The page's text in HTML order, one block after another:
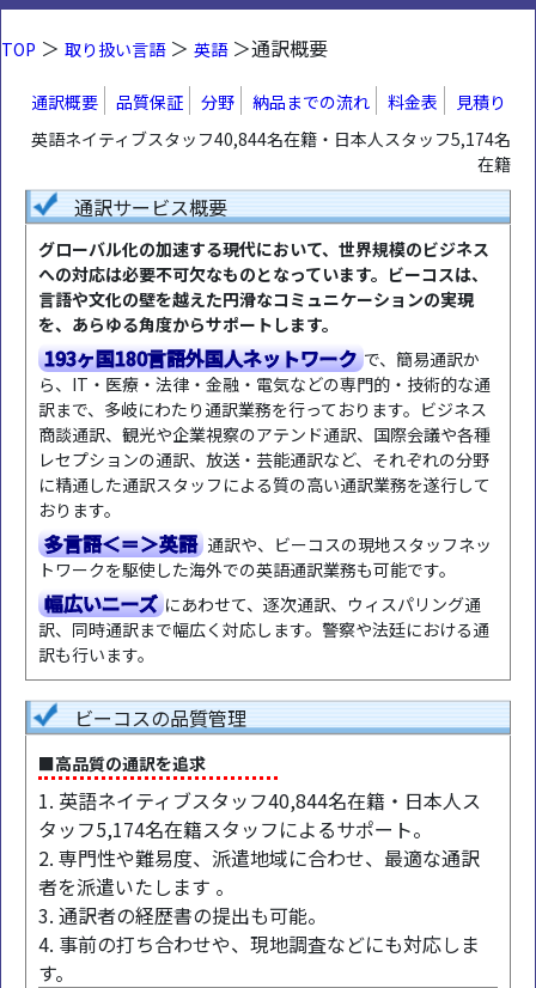
TOP ＞ 取り扱い言語＞ 英語＞通訳概要
通訳概要 品質保証 分野 納品までの流れ 料金表
見積り
英語ネイティブスタッフ40,844名在籍・日本人スタッフ5,174名
在籍
通訳サービス概要
グローバル化の加速する現代において、世界規模のビジネス
への対応は必要不可欠なものとなっています。ビーコスは、
言語や文化の壁を越えた円滑なコミュニケーションの実現
を、あらゆる角度からサポートします。
193ヶ国180言語外国人ネットワーク で、簡易通訳か
ら、IT・医療・法律・金融・電気などの専門的・技術的な通
訳まで、多岐にわたり通訳業務を行っております。ビジネス
商談通訳、観光や企業視察のアテンド通訳、国際会議や各種
レセプションの通訳、放送・芸能通訳など、それぞれの分野
に精通した通訳スタッフによる質の高い通訳業務を遂行して
おります。
多言語＜＝＞英語 通訳や、ビーコスの現地スタッフネッ
トワークを駆使した海外での英語通訳業務も可能です。
幅広いニーズ にあわせて、逐次通訳、ウィスパリング通
訳、同時通訳まで幅広く対応します。警察や法廷における通
訳も行います。
ビーコスの品質管理
■高品質の通訳を追求
1. 英語ネイティブスタッフ40,844名在籍・日本人ス
タッフ5,174名在籍スタッフによるサポート。
2. 専門性や難易度、派遣地域に合わせ、最適な通訳
者を派遣いたします 。
3. 通訳者の経歴書の提出も可能。
4. 事前の打ち合わせや、現地調査などにも対応しま
す。